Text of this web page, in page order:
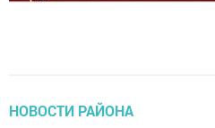
НОВОСТИ РАЙОНА